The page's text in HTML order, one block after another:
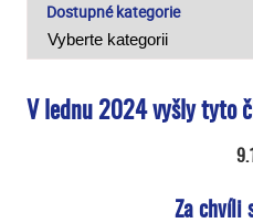
Dostupné kategorie
V lednu 2024 vyšly tyto
Za chvíli